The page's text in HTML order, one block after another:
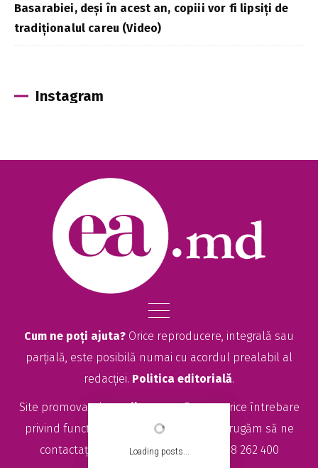
Loading posts...
Basarabiei, deși în acest an, copiii vor fi lipsiți de
tradiționalul careu (Video)
Instagram
Cum ne poți ajuta? Orice reproducere, integrală sau
parțială, este posibilă numai cu acordul prealabil al
redacției. Politica editorială.
Site promovat deseolitte.com. Pentru orice întrebare
privind funcționarea site-ului EA.md, vă rugăm să ne
contactați la
sales@ea.mdsau +373 78 262 400